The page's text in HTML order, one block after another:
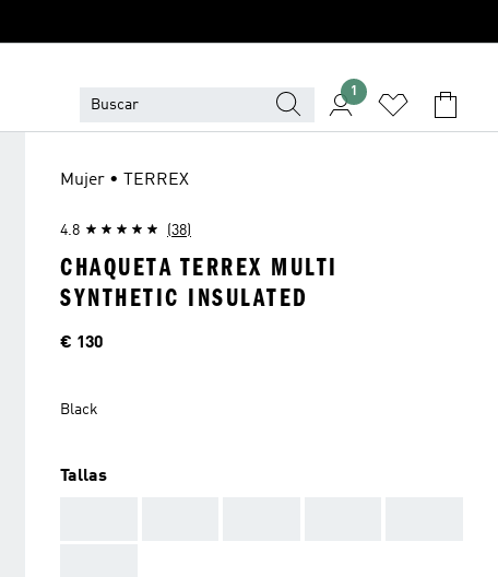
1
Mujer • TERREX
4.8 (38)
CHAQUETA TERREX MULTI
SYNTHETIC INSULATED
Precio
€ 130
Black
Tallas